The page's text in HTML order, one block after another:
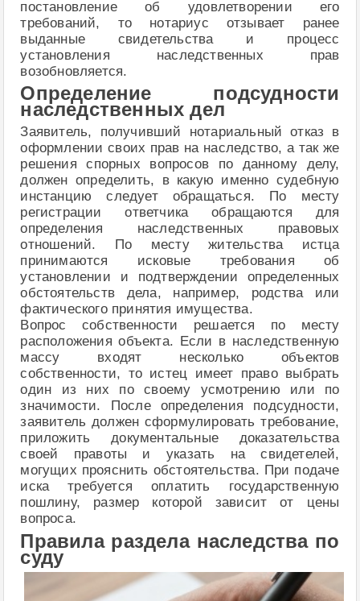
постановление об удовлетворении его
требований, то нотариус отзывает ранее
выданные свидетельства и процесс
установления наследственных прав
возобновляется.
Определение подсудности
наследственных дел
Заявитель, получивший нотариальный отказ в
оформлении своих прав на наследство, а так же
решения спорных вопросов по данному делу,
должен определить, в какую именно судебную
инстанцию следует обращаться. По месту
регистрации ответчика обращаются для
определения наследственных правовых
отношений. По месту жительства истца
принимаются исковые требования об
установлении и подтверждении определенных
обстоятельств дела, например, родства или
фактического принятия имущества.
Вопрос собственности решается по месту
расположения объекта. Если в наследственную
массу входят несколько объектов
собственности, то истец имеет право выбрать
один из них по своему усмотрению или по
значимости. После определения подсудности,
заявитель должен сформулировать требование,
приложить документальные доказательства
своей правоты и указать на свидетелей,
могущих прояснить обстоятельства. При подаче
иска требуется оплатить государственную
пошлину, размер которой зависит от цены
вопроса.
Правила раздела наследства по
суду